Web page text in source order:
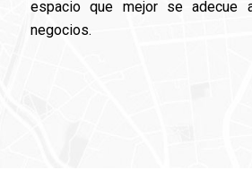
espacio que mejor se adecue
negocios.